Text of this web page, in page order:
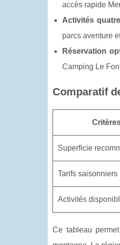
accès rapide
Activités
parcs aventure
Réservation
Camping Le
Comparatif
Superficie
Tarifs saisonniers
Activités
Ce tableau